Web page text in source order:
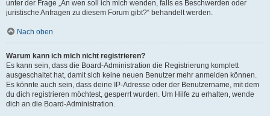
unter der Frage „An wen soll ich mich wenden, falls es Beschwerden oder
juristische Anfragen zu diesem Forum gibt?“ behandelt werden.
Nach oben
Warum kann ich mich nicht registrieren?
Es kann sein, dass die Board-Administration die Registrierung komplett
ausgeschaltet hat, damit sich keine neuen Benutzer mehr anmelden können.
Es könnte auch sein, dass deine IP-Adresse oder der Benutzername, mit dem
du dich registrieren möchtest, gesperrt wurden. Um Hilfe zu erhalten, wende
dich an die Board-Administration.